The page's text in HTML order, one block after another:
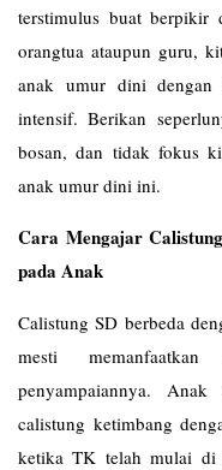
terstimulus buat berpikir
orangtua ataupun guru,
anak umur dini
intensif. Berikan
bosan, dan tidak fokus
anak umur dini ini.
Cara Mengajar
pada Anak
Calistung SD berbeda
mesti
penyampaiannya.
calistung ketimbang
ketika TK telah mulai di